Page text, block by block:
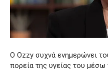
Ο Ozzy συχνά ενημερώνει
πορεία της υγείας του